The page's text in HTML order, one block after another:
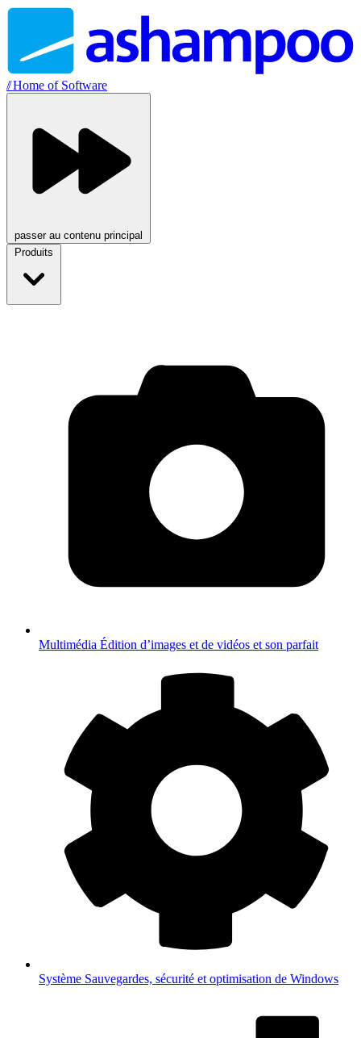
//Home of Software
passer au contenu principal
Produits
Multimédia Édition d’images et de vidéos et son parfait
Système Sauvegardes, sécurité et optimisation de Windows